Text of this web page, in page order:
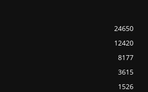
24650
12420
8177
3615
1526